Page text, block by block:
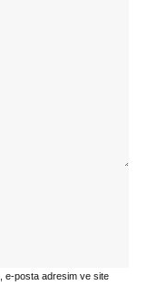
e-posta adresim ve site